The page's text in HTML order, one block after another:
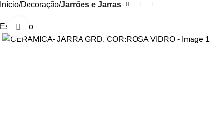
Início Decoração Jarrões e Jarras
EsgotadoAumentar Imagem